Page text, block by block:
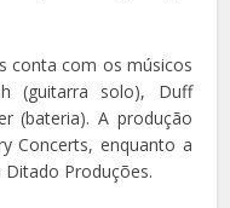
conta com os músicos
(guitarra solo), Duff
(bateria). A produção
Concerts, enquanto a
Produções.